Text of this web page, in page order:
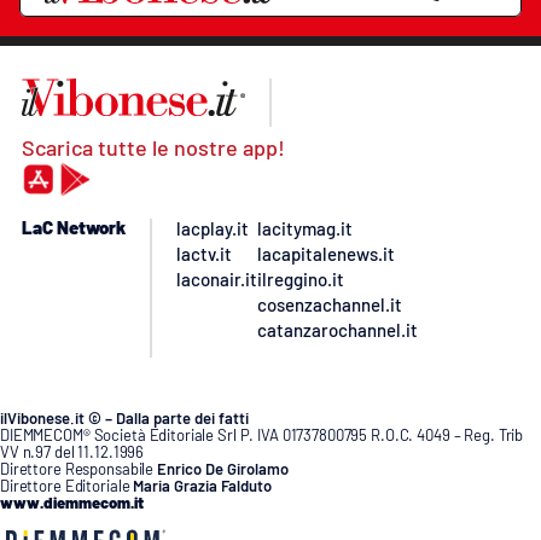
Scarica tutte le nostre app!
LaC Network
lacplay.it
lactv.it
laconair.it
lacitymag.it
lacapitalenews.it
ilreggino.it
cosenzachannel.it
catanzarochannel.it
ilVibonese.it © – Dalla parte dei fatti
DIEMMECOM® Società Editoriale Srl P. IVA 01737800795 R.O.C. 4049 – Reg. Trib
VV n.97 del 11.12.1996
Direttore Responsabile Enrico De Girolamo
Direttore Editoriale Maria Grazia Falduto
www.diemmecom.it